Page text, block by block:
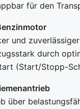
für den
und
durch
(Start/Stopp-
über